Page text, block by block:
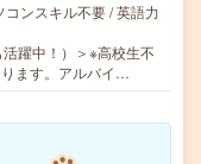
ンスキル不要 / 英語力
躍中！）＞※高校生不
ます。アルバイ…